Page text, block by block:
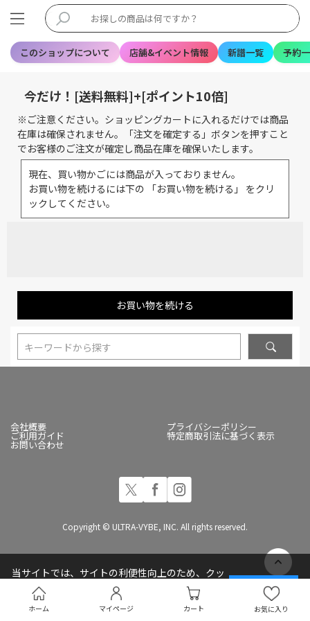
このショップについて 店舗&イベント情報 新譜一覧 予約
ホーム マイページ カート お気に入り
今だけ！[送料無料]+[ポイント10倍]
※ご注意ください。ショッピングカートに入れるだけでは商品
在庫は確保されません。「注文を確定する」ボタンを押すこと
でお客様のご注文が確定し商品在庫を確保いたします。
現在、買い物かごには商品が入っておりません。
お買い物を続けるには下の 「お買い物を続ける」 をクリ
ックしてください。
お買い物を続ける
キーワードから探す
会社概要 プライバシーポリシー
ご利用ガイド 特定商取引法に基づく表示
お問い合わせ
Copyright © ULTRA-VYBE, INC. All rights reserved.
当サイトでは、サイトの利便性向上のため、クッ
キー(Cookie)を使用しています
プライバシーポリシー
承諾する